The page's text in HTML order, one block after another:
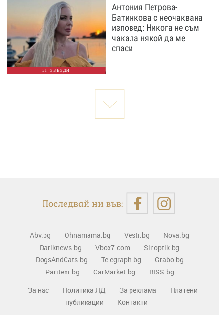
БГ ЗВЕЗДИ
Антония Петрова-
Батинкова с неочаквана
изповед: Никога не съм
чакала някой да ме
спаси
Последвай ни във:
Abv.bg Ohnamama.bg Vesti.bg
Nova.bg
Dariknews.bg
Vbox7.com
Sinoptik.bg
DogsAndCats.bg
Telegraph.bg
Grabo.bg
Pariteni.bg
CarMarket.bg
BISS.bg
За нас
Политика ЛД За реклама
Платени
публикации
Контакти